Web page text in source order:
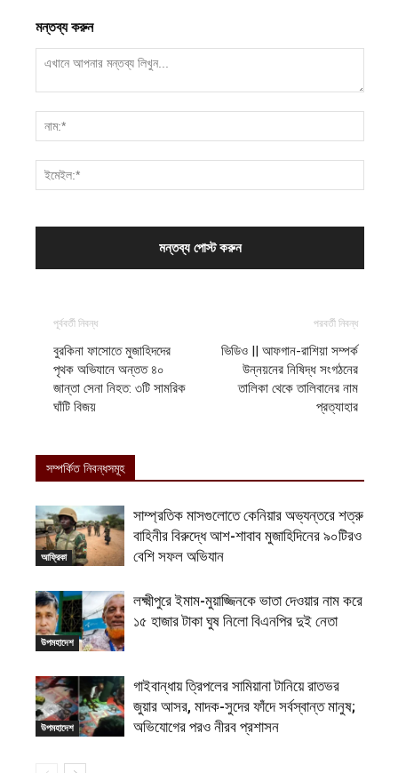
মন্তব্য করুন
পূর্ববর্তী নিবন্ধ
বুরকিনা ফাসোতে মুজাহিদদের
পৃথক অভিযানে অন্তত ৪০
জান্তা সেনা নিহত: ৩টি সামরিক
ঘাঁটি বিজয়
পরবর্তী নিবন্ধ
ভিডিও || আফগান-রাশিয়া সম্পর্ক
উন্নয়নের নিষিদ্ধ সংগঠনের
তালিকা থেকে তালিবানের নাম
প্রত্যাহার
সম্পর্কিত নিবন্ধসমূহ
আফ্রিকা
সাম্প্রতিক মাসগুলোতে কেনিয়ার অভ্যন্তরে শত্রু
বাহিনীর বিরুদ্ধে আশ-শাবাব মুজাহিদিনের ৯০টিরও
বেশি সফল অভিযান
উপমহাদেশ
লক্ষ্মীপুরে ইমাম-মুয়াজ্জিনকে ভাতা দেওয়ার নাম করে
১৫ হাজার টাকা ঘুষ নিলো বিএনপির দুই নেতা
উপমহাদেশ
গাইবান্ধায় ত্রিপলের সামিয়ানা টানিয়ে রাতভর
জুয়ার আসর, মাদক-সুদের ফাঁদে সর্বস্বান্ত মানুষ;
অভিযোগের পরও নীরব প্রশাসন